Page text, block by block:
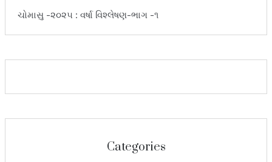
ચોમાસુ -૨૦૨૫ : વર્ષા વિશ્લેષણ-ભાગ -૧
Categories